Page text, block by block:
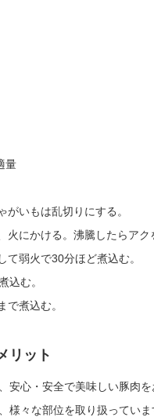
量
いもは乱切りにする。
にかける。沸騰したらアク
弱火で30分ほど煮込む。
込む。
煮込む。
リット
安心・安全で美味しい豚肉を
様々な部位を取り扱っていま